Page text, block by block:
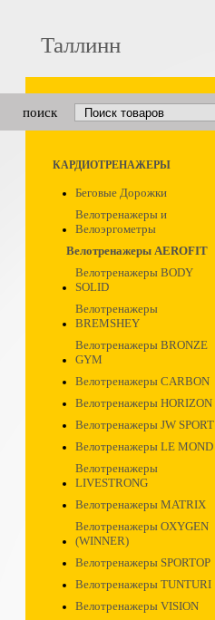
Таллинн
поиск
КАРДИОТРЕНАЖЕРЫ
Беговые Дорожки
Велотренажеры и
Велоэргометры
Велотренажеры AEROFIT
Велотренажеры BODY
SOLID
Велотренажеры
BREMSHEY
Велотренажеры BRONZE
GYM
Велотренажеры CARBON
Велотренажеры HORIZON
Велотренажеры JW SPORT
Велотренажеры LE MOND
Велотренажеры
LIVESTRONG
Велотренажеры MATRIX
Велотренажеры OXYGEN
(WINNER)
Велотренажеры SPORTOP
Велотренажеры TUNTURI
Велотренажеры VISION